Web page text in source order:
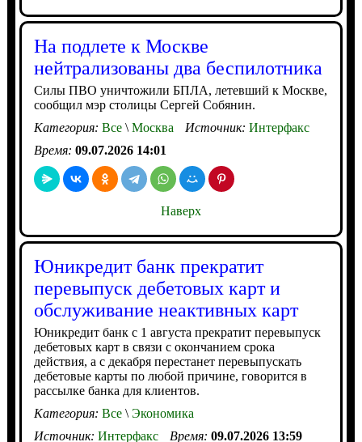
На подлете к Москве
нейтрализованы два беспилотника
Силы ПВО уничтожили БПЛА, летевший к Москве,
сообщил мэр столицы Сергей Собянин.
Категория: Все\Москва Источник: Интерфакс
Время: 09.07.2026 14:01
Наверх
Юникредит банк прекратит
перевыпуск дебетовых карт и
обслуживание неактивных карт
Юникредит банк с 1 августа прекратит перевыпуск
дебетовых карт в связи с окончанием срока
действия, а с декабря перестанет перевыпускать
дебетовые карты по любой причине, говорится в
рассылке банка для клиентов.
Категория: Все\Экономика
Источник: Интерфакс Время: 09.07.2026 13:59